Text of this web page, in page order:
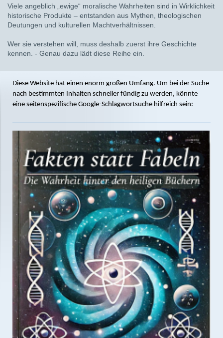
Viele angeblich „ewige“ moralische Wahrheiten sind in Wirklichkeit
historische Produkte – entstanden aus Mythen, theologischen
Deutungen und kulturellen Machtverhältnissen.
Wer sie verstehen will, muss deshalb zuerst ihre Geschichte
kennen. - Genau dazu lädt diese Reihe ein.
Diese Website hat einen enorm großen Umfang. Um bei der Suche
nach bestimmten Inhalten schneller fündig zu werden, könnte
eine seitenspezifische Google-Schlagwortsuche hilfreich sein: